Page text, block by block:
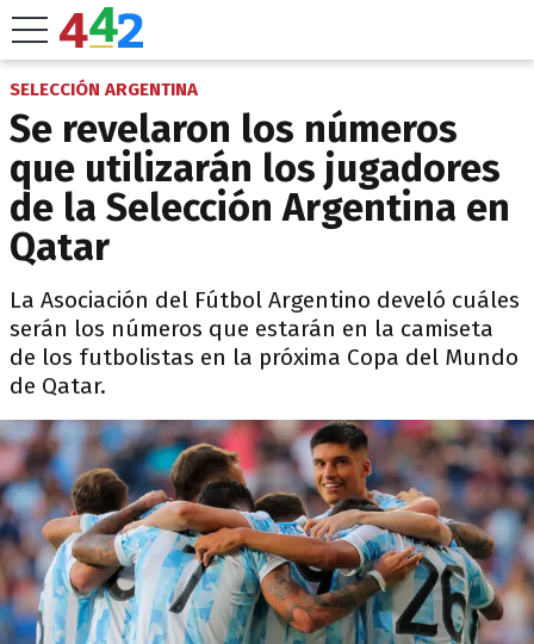
SELECCIÓN ARGENTINA
Se revelaron los números
que utilizarán los jugadores
de la Selección Argentina en
Qatar
La Asociación del Fútbol Argentino develó cuáles
serán los números que estarán en la camiseta
de los futbolistas en la próxima Copa del Mundo
de Qatar.